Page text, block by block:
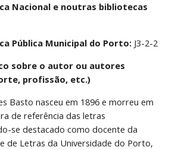
Nacional e noutras bibliotecas
Pública Municipal do Porto: J3-2-2
sobre o autor ou autores
profissão, etc.)
Basto nasceu em 1896 e morreu em
de referência das letras
se destacado como docente da
de Letras da Universidade do Porto,